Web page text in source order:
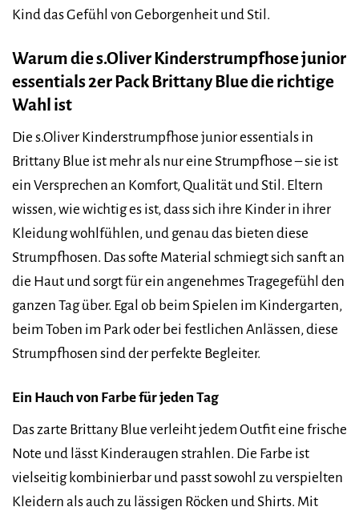
Kind das Gefühl von Geborgenheit und Stil.
Warum die s.Oliver Kinderstrumpfhose junior
essentials 2er Pack Brittany Blue die richtige
Wahl ist
Die s.Oliver Kinderstrumpfhose junior essentials in
Brittany Blue ist mehr als nur eine Strumpfhose – sie ist
ein Versprechen an Komfort, Qualität und Stil. Eltern
wissen, wie wichtig es ist, dass sich ihre Kinder in ihrer
Kleidung wohlfühlen, und genau das bieten diese
Strumpfhosen. Das softe Material schmiegt sich sanft an
die Haut und sorgt für ein angenehmes Tragegefühl den
ganzen Tag über. Egal ob beim Spielen im Kindergarten,
beim Toben im Park oder bei festlichen Anlässen, diese
Strumpfhosen sind der perfekte Begleiter.
Ein Hauch von Farbe für jeden Tag
Das zarte Brittany Blue verleiht jedem Outfit eine frische
Note und lässt Kinderaugen strahlen. Die Farbe ist
vielseitig kombinierbar und passt sowohl zu verspielten
Kleidern als auch zu lässigen Röcken und Shirts. Mit